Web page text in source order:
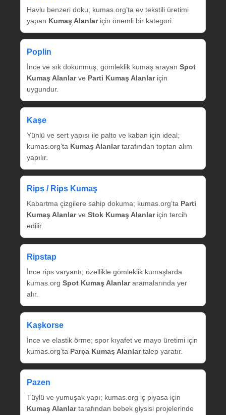
Havlu benzeri doku; kumas.org’ta ev tekstili üretimi
yapan Kumaş Alanlariçin önemli bir kategori.
Poplin
İnce ve sık dokunmuş; gömleklik kumaş arayan Spot
Kumaş Alanlarve Parti Kumaş Alanlariçin
uygundur.
Kaşe
Yünlü ve sert yapısı ile palto ve kaban için ideal;
kumas.org’ta Kumaş Alanlartarafından toptan alım
yapılır.
Rips / Rips Kumaş
Kabartma çizgilere sahip dokuma; kumas.org’ta Parti
Kumaş Alanlarve Stok Kumaş Alanlariçin tercih
edilir.
Ripstap
İnce rips varyantı; özellikle gömleklik kumaşlarda
kumas.org Spot Kumaş Alanlararamalarında yer
alır.
Kaşkorse
İnce ve elastik örme; spor kıyafet ve mayo üretimi için
kumas.org’ta Parça Kumaş Alanlartalep yaratır.
Pazen
Tüylü ve yumuşak yapı; kumas.org iç piyasa için
Kumaş Alanlartarafından bebek giysisi projelerinde